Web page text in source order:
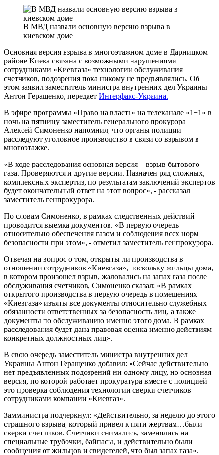
В МВД назвали основную версию взрыва в
киевском доме
Основная версия взрыва в многоэтажном доме в Дарницком
районе Киева связана с возможными нарушениями
сотрудниками «Киевгаза» технологии обслуживания
счетчиков, подозрения пока никому не предъявлялись. Об
этом заявил заместитель министра внутренних дел Украины
Антон Геращенко, передает Интерфакс-Украина.
В эфире программы «Право на власть» на телеканале «1+1» в
ночь на пятницу заместитель генерального прокурора
Алексей Симоненко напомнил, что органы полиции
расследуют уголовное производство в связи со взрывом в
многоэтажке.
«В ходе расследования основная версия – взрыв бытового
газа. Проверяются и другие версии. Назначен ряд сложных,
комплексных экспертиз, по результатам заключений экспертов
будет окончательный ответ на этот вопрос», - рассказал
заместитель генпрокурора.
По словам Симоненко, в рамках следственных действий
проводится выемка документов. «В первую очередь
относительно обеспечения газом и соблюдения всех норм
безопасности при этом», - отметил заместитель генпрокурора.
Отвечая на вопрос о том, открыты ли производства в
отношении сотрудников «Киевгаза», поскольку жильцы дома,
в котором произошел взрыв, жаловались на запах газа после
обслуживания счетчиков, Симоненко сказал: «В рамках
открытого производства в первую очередь в помещениях
«Киевгаза» изъяты все документы относительно служебных
обязанности ответственных за безопасность лиц, а также
документы по обслуживанию именно этого дома. В рамках
расследования будет дана правовая оценка именно действиям
конкретных должностных лиц».
В свою очередь заместитель министра внутренних дел
Украины Антон Геращенко добавил: «Сейчас действительно
нет предъявленных подозрений ни одному лицу, но основная
версия, по которой работает прокуратура вместе с полицией –
это проверка соблюдения технологии сверки счетчиков
сотрудниками компании «Киевгаз».
Замминистра подчеркнул: «Действительно, за неделю до этого
страшного взрыва, который привел к пяти жертвам…были
сверки счетчиков. Счетчики снимались, заменялись на
специальные трубочки, байпасы, и действительно были
сообщения от жильцов и свидетелей, что был запах газа».